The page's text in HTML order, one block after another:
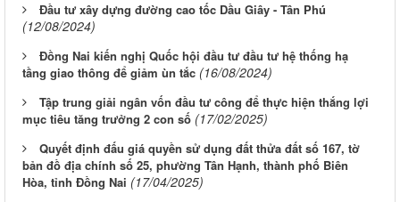
Đầu tư xây dựng đường cao tốc Dầu Giây - Tân Phú
(12/08/2024)
Đồng Nai kiến nghị Quốc hội đầu tư đầu tư hệ thống hạ
tầng giao thông để giảm ùn tắc (16/08/2024)
Tập trung giải ngân vốn đầu tư công để thực hiện thắng lợi
mục tiêu tăng trưởng 2 con số (17/02/2025)
Quyết định đấu giá quyền sử dụng đất thửa đất số 167, tờ
bản đồ địa chính số 25, phường Tân Hạnh, thành phố Biên
Hòa, tỉnh Đồng Nai (17/04/2025)